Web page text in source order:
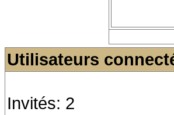
Utilisateurs
Invités: 2